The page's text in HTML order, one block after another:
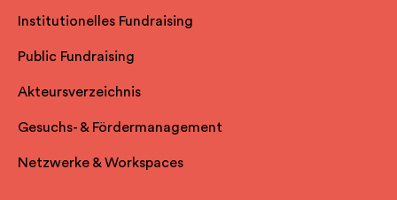
Institutionelles Fundraising
Public Fundraising
Akteursverzeichnis
Gesuchs- & Fördermanagement
Netzwerke & Workspaces